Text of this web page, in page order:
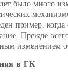
было много
пример,
Прежде
изменением
в ГК